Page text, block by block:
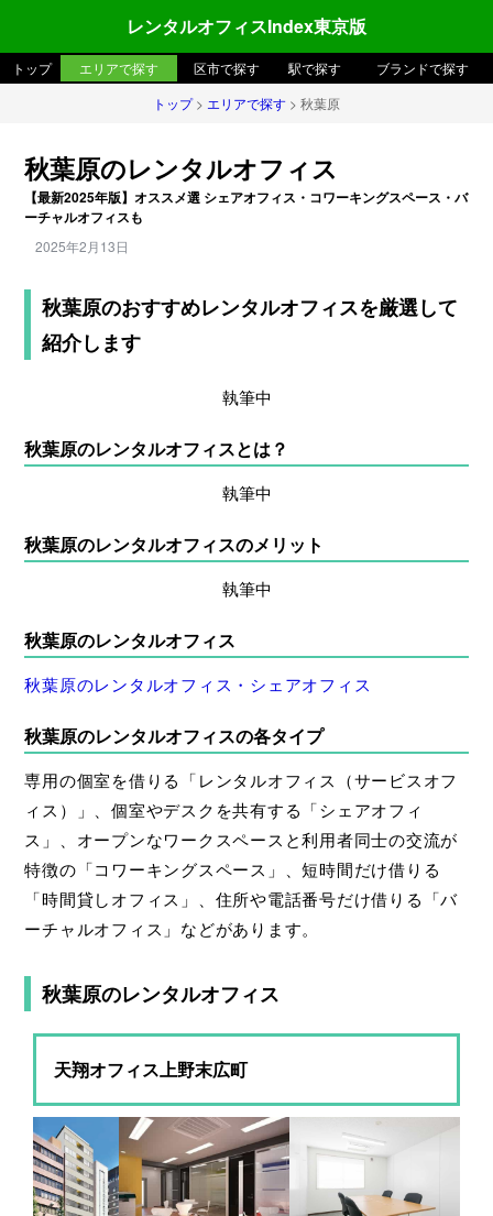
レンタルオフィスIndex東京版
トップ エリアで探す 区市で探す 駅で探す
ブランドで探す
トップ> エリアで探す > 秋葉原
秋葉原のレンタルオフィス
【最新2025年版】オススメ選 シェアオフィス・コワーキングスペース・バ
ーチャルオフィスも
2025年2月13日
秋葉原のおすすめレンタルオフィスを厳選して
紹介します
執筆中
秋葉原のレンタルオフィスとは？
執筆中
秋葉原のレンタルオフィスのメリット
執筆中
秋葉原のレンタルオフィス
秋葉原のレンタルオフィス・シェアオフィス
秋葉原のレンタルオフィスの各タイプ
専用の個室を借りる「レンタルオフィス（サービスオフ
ィス）」、個室やデスクを共有する「シェアオフィ
ス」、オープンなワークスペースと利用者同士の交流が
特徴の「コワーキングスペース」、短時間だけ借りる
「時間貸しオフィス」、住所や電話番号だけ借りる「バ
ーチャルオフィス」などがあります。
秋葉原のレンタルオフィス
天翔オフィス上野末広町